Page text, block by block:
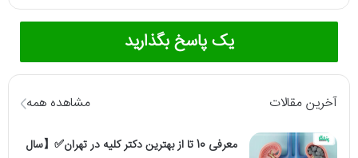
یک پاسخ بگذارید
آخرین مقالات مشاهده همه
معرفی 10 تا از بهترین دکتر کلیه در تهران✅【سال